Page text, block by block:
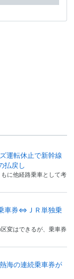
運転休止で新幹線
払戻し
に他経路乗車として考
車券⇔ＪＲ単独乗
変はできるが、乗車券
海の連続乗車券が